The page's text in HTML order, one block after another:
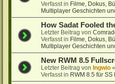
Verfasst in Filme, Dokus,
Multiplayer Geschichten
How Sadat Fooled
Letzter Beitrag von
Verfasst in Filme, Dokus,
Multiplayer Geschichten
New RWM 8.5
Letzter Beitrag vonIngwio «
Verfasst in RWM 8.5 für SS